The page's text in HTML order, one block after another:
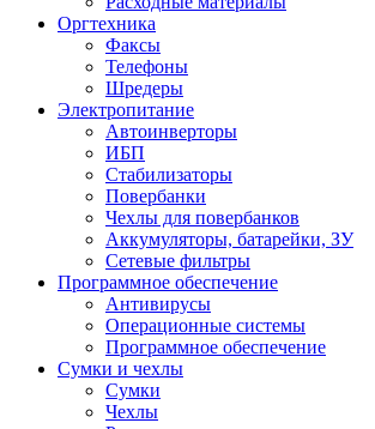
Оргтехника
Факсы
Телефоны
Шредеры
Электропитание
Автоинверторы
ИБП
Стабилизаторы
Повербанки
Чехлы для повербанков
Аккумуляторы, батарейки, ЗУ
Сетевые фильтры
Программное обеспечение
Антивирусы
Операционные системы
Программное обеспечение
Сумки и чехлы
Сумки
Чехлы